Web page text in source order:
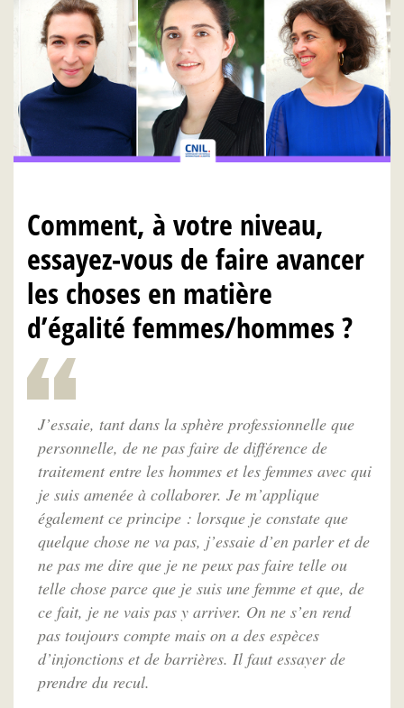
Comment, à votre niveau,
essayez-vous de faire avancer
les choses en matière
d’égalité femmes/hommes ?
J’essaie, tant dans la sphère professionnelle que
personnelle, de ne pas faire de différence de
traitement entre les hommes et les femmes avec qui
je suis amenée à collaborer. Je m’applique
également ce principe : lorsque je constate que
quelque chose ne va pas, j’essaie d’en parler et de
ne pas me dire que je ne peux pas faire telle ou
telle chose parce que je suis une femme et que, de
ce fait, je ne vais pas y arriver. On ne s’en rend
pas toujours compte mais on a des espèces
d’injonctions et de barrières. Il faut essayer de
prendre du recul.